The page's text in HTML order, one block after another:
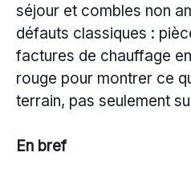
séjour et combles non
défauts classiques :
factures de chauffage
rouge pour montrer ce
terrain, pas seulement
En bref